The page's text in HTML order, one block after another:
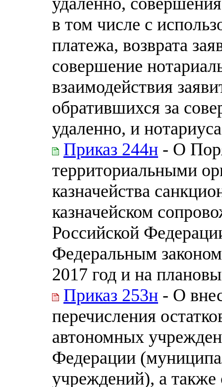
в том числе с
платежа, возврата
совершение
взаимодействия
обратившихся за
удаленно, и нотариуса
Приказ 244н - О
территориальными
казначейства
казначейском
Российской
Федеральным
2017 год и на
Приказ 253н - О
перечисления
автономных
Федерации
учреждений), а